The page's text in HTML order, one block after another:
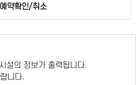
예약확인/취소
설의 정보가 출력됩니다.
니다.